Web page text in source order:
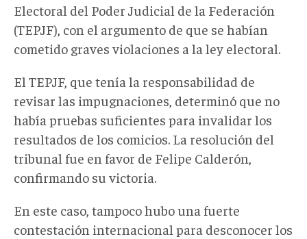
Electoral del Poder Judicial de la Federación
(TEPJF), con el argumento de que se habían
cometido graves violaciones a la ley electoral.
El TEPJF, que tenía la responsabilidad de
revisar las impugnaciones, determinó que no
había pruebas suficientes para invalidar los
resultados de los comicios. La resolución del
tribunal fue en favor de Felipe Calderón,
confirmando su victoria.
En este caso, tampoco hubo una fuerte
contestación internacional para desconocer los